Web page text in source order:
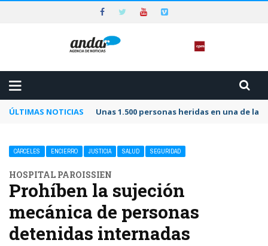
ÚLTIMAS NOTICIAS Unas 1.500 personas heridas en una de
CÁRCELES ENCIERRO JUSTICIA SALUD SEGURIDAD
HOSPITAL PAROISSIEN
Prohíben la sujeción
mecánica de personas
detenidas internadas